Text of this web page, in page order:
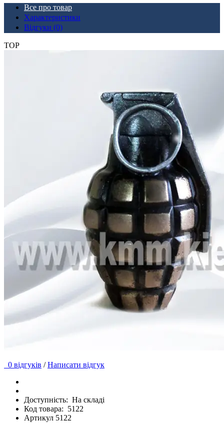
Все про товар
Характеристики
Відгуки (0)
TOP
0 відгуків / Написати відгук
Доступність: На складі
Код товара: 5122
Артикул 5122